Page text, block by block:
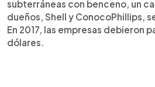
subterráneas con benceno, un
dueños, Shell y ConocoPhillips,
En 2017, las empresas debieron
dólares.